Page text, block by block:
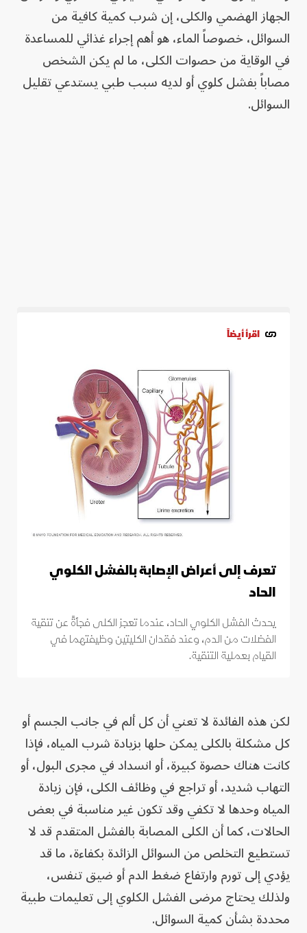
الجهاز الهضمي والكلى، إن شرب كمية كافية من
السوائل، خصوصاً الماء، هو أهم إجراء غذائي للمساعدة
في الوقاية من حصوات الكلى، ما لم يكن الشخص
مصاباً بفشل كلوي أو لديه سبب طبي يستدعي تقليل
السوائل.
اقرأ أيضاً
تعرف إلى أعراض الإصابة بالفشل الكلوي
الحاد
يحدث الفشل الكلوي الحاد، عندما تعجز الكلى فجأةً عن تنقية
الفضلات من الدم، وعند فقدان الكليتين وظيفتهما في
القيام بعملية التنقية.
لكن هذه الفائدة لا تعني أن كل ألم في جانب الجسم أو
كل مشكلة بالكلى يمكن حلها بزيادة شرب المياه، فإذا
كانت هناك حصوة كبيرة، أو انسداد في مجرى البول، أو
التهاب شديد، أو تراجع في وظائف الكلى، فإن زيادة
المياه وحدها لا تكفي وقد تكون غير مناسبة في بعض
الحالات، كما أن الكلى المصابة بالفشل المتقدم قد لا
تستطيع التخلص من السوائل الزائدة بكفاءة، ما قد
يؤدي إلى تورم وارتفاع ضغط الدم أو ضيق تنفس،
ولذلك يحتاج مرضى الفشل الكلوي إلى تعليمات طبية
محددة بشأن كمية السوائل.